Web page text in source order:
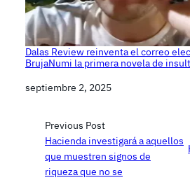
Dalas Review reinventa el correo
BrujaNumi la primera novela de
Fecha
septiembre 2, 2025
Previous Post
Hacienda investigará a aquellos
que muestren signos de
riqueza que no se